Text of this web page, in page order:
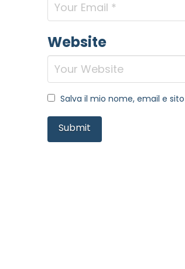
Website
Salva il mio nome, email e